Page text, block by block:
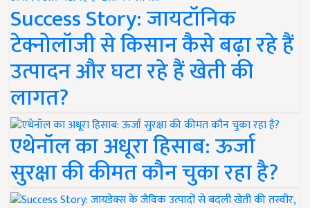
Success Story: जायटॉनिक
टेक्नोलॉजी से किसान कैसे बढ़ा रहे हैं
उत्पादन और घटा रहे हैं खेती की
लागत?
एथेनॉल का अधूरा हिसाब: ऊर्जा
सुरक्षा की कीमत कौन चुका रहा है?